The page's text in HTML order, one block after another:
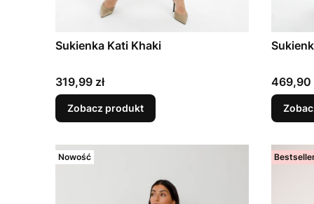
Sukienka Kati Khaki
Cena
319,99 zł
Zobacz produkt
Cena
469,90
Nowość